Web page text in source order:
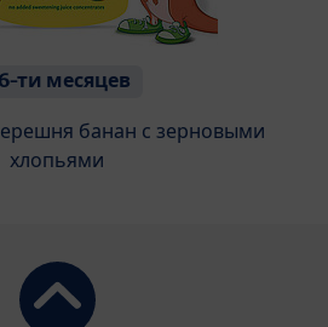
ти месяцев
банан с зерновыми
хлопьями